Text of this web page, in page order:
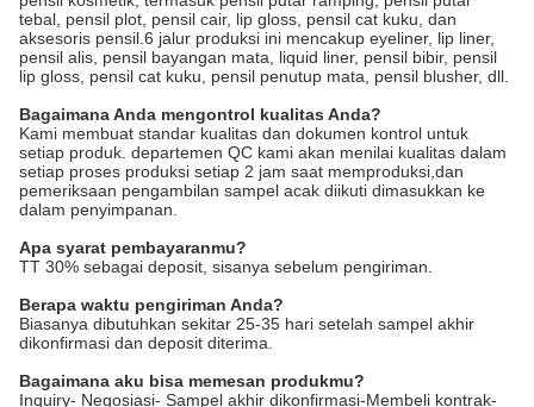
tebal, pensil plot, pensil cair, lip gloss, pensil cat kuku, dan
aksesoris pensil.6 jalur produksi ini mencakup eyeliner, lip liner,
pensil alis, pensil bayangan mata, liquid liner, pensil bibir, pensil
lip gloss, pensil cat kuku, pensil penutup mata, pensil blusher, dll.
Bagaimana Anda mengontrol kualitas Anda?
Kami membuat standar kualitas dan dokumen kontrol untuk
setiap produk. departemen QC kami akan menilai kualitas dalam
setiap proses produksi setiap 2 jam saat memproduksi,dan
pemeriksaan pengambilan sampel acak diikuti dimasukkan ke
dalam penyimpanan.
Apa syarat pembayaranmu?
TT 30% sebagai deposit, sisanya sebelum pengiriman.
Berapa waktu pengiriman Anda?
Biasanya dibutuhkan sekitar 25-35 hari setelah sampel akhir
dikonfirmasi dan deposit diterima.
Bagaimana aku bisa memesan produkmu?
Inquiry- Negosiasi- Sampel akhir dikonfirmasi-Membeli kontrak-